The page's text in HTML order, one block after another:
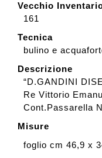
Vecchio
161
Tecnica
bulino e
Descrizione
“D.GANDINI
Re Vittorio
Cont.Passarella
Misure
foglio cm 46,9 x